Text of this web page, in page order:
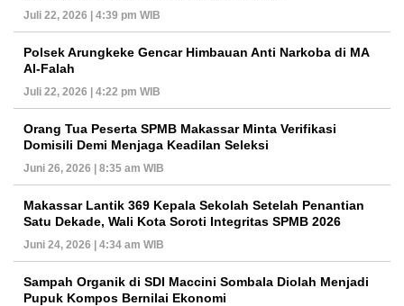
Juli 22, 2026 | 4:39 pm WIB
Polsek Arungkeke Gencar Himbauan Anti Narkoba di MA
Al-Falah
Juli 22, 2026 | 4:22 pm WIB
Orang Tua Peserta SPMB Makassar Minta Verifikasi
Domisili Demi Menjaga Keadilan Seleksi
Juni 26, 2026 | 8:35 am WIB
Makassar Lantik 369 Kepala Sekolah Setelah Penantian
Satu Dekade, Wali Kota Soroti Integritas SPMB 2026
Juni 24, 2026 | 4:34 am WIB
Sampah Organik di SDI Maccini Sombala Diolah Menjadi
Pupuk Kompos Bernilai Ekonomi